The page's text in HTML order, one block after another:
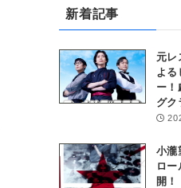
新着記事
元レ
よ
ー！
グク
小瀧
ロ
開！